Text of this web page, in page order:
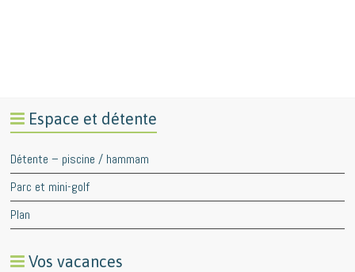
Espace et détente
Détente – piscine / hammam
Parc et mini-golf
Plan
Vos vacances